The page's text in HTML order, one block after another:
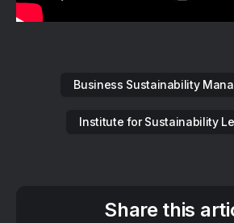
Business Sustainability
Institute for Sustainability
Share this